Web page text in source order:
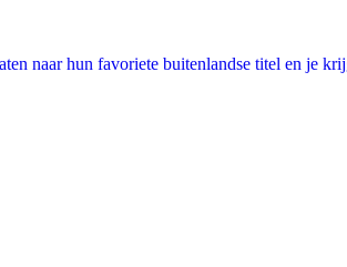
naar hun favoriete buitenlandse titel en je